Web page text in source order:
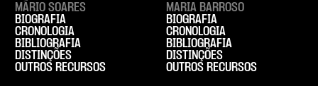
MÁRIO SOARES
BIOGRAFIA
CRONOLOGIA
BIBLIOGRAFIA
DISTINÇÕES
OUTROS RECURSOS
MARIA BARROSO
BIOGRAFIA
CRONOLOGIA
BIBLIOGRAFIA
DISTINÇÕES
OUTROS RECURSOS